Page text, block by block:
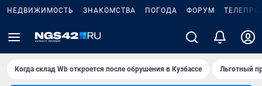
НЕДВИЖИМОСТЬ ЗНАКОМСТВА ПОГОДА ФОРУМ
Когда склад Wb откроется после обрушения в Кузбассе Льготный